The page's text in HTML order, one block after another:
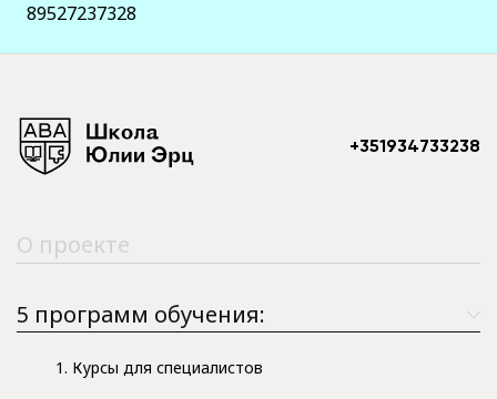
89527237328
+351934733238
О проекте
5 программ обучения:
1. Курсы для специалистов